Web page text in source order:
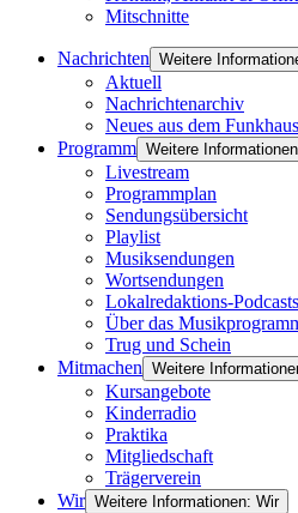
Mitschnitte
Nachrichten Weitere
Aktuell
Nachrichtenarchiv
Neues aus dem Funkhaus
Programm Weitere
Livestream
Programmplan
Sendungsübersicht
Playlist
Musiksendungen
Wortsendungen
Lokalredaktions-Podcasts
Über das
Trug und Schein
Mitmachen Weitere
Kursangebote
Kinderradio
Praktika
Mitgliedschaft
Trägerverein
Wir Weitere Informationen: Wir